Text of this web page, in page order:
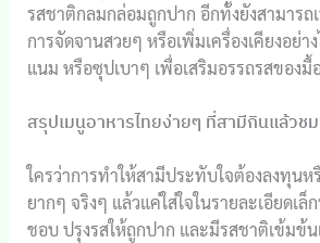
รสชาติกลมกล่อมถูกปาก อีกทั้งยังสามาร
การจัดจานสวยๆ หรือเพิ่มเครื่องเคียงอย่า
แนม หรือซุปเบาๆ เพื่อเสริมอรรถรสของมื้
สรุปเมนูอาหารไทยง่ายๆ ที่สามีกินแล้วช
ใครว่าการทำให้สามีประทับใจต้องลงทุนห
ยากๆ จริงๆ แล้วแค่ใส่ใจในรายละเอียดเล็
ชอบ ปรุงรสให้ถูกปาก และมีรสชาติเข้มข้